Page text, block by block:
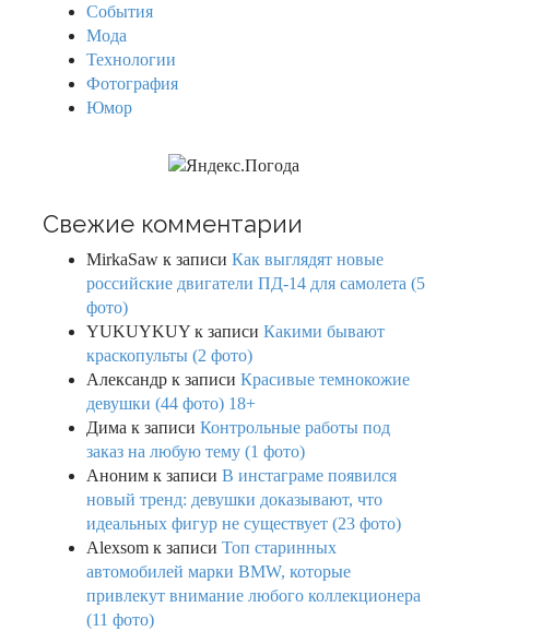
События
Мода
Технологии
Фотография
Юмор
Свежие комментарии
MirkaSaw к записи Как выглядят новые
российские двигатели ПД-14 для самолета (5
фото)
YUKUYKUY к записи Какими бывают
краскопульты (2 фото)
Александр к записи Красивые темнокожие
девушки (44 фото) 18+
Дима к записи Контрольные работы под
заказ на любую тему (1 фото)
Аноним к записи В инстаграме появился
новый тренд: девушки доказывают, что
идеальных фигур не существует (23 фото)
Alexsom к записи Топ старинных
автомобилей марки BMW, которые
привлекут внимание любого коллекционера
(11 фото)